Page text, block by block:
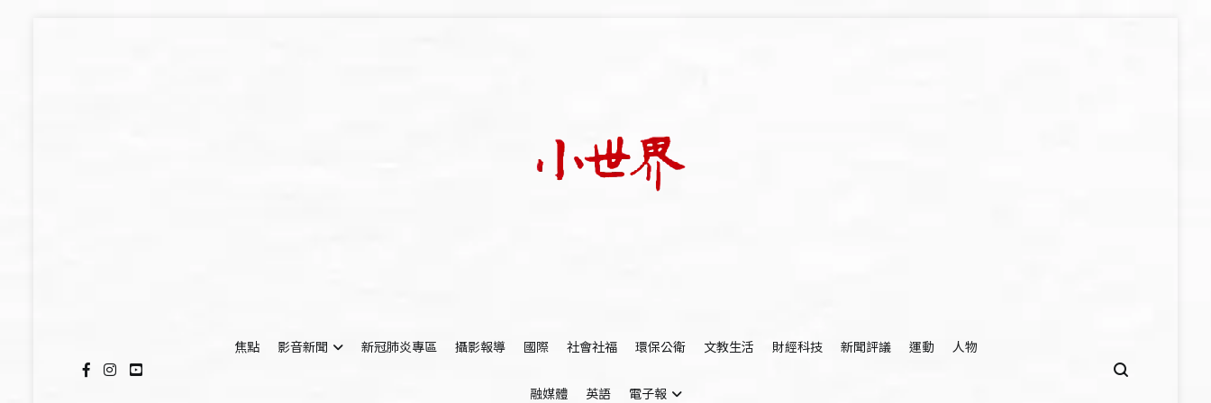
焦點
影音新聞 新冠肺炎專區 攝影報導 國際 社會社福 環保公衛 文教生活 財經科技 新聞評議 運動 人物
融媒體 英語 電子報